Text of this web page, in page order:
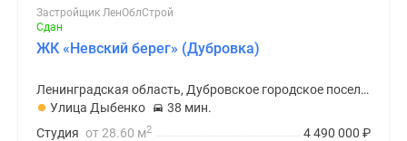
Застройщик ЛенОблСтрой
Сдан
ЖК «Невский берег» (Дубровка)
Ленинградская область, Дубровское городское поселение
Улица Дыбенко
38 мин.
4 490 000 ₽
Студия от 28.60 м2